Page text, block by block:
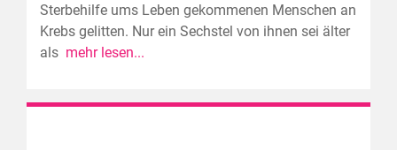
Sterbehilfe ums Leben gekommenen Menschen an
Krebs gelitten. Nur ein Sechstel von ihnen sei älter
als mehr lesen...